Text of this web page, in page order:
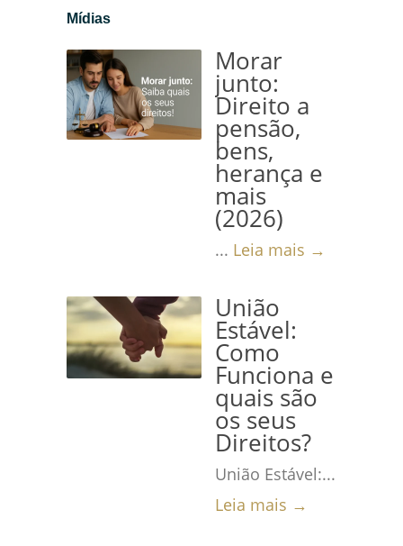
Mídias
Morar
junto:
Direito a
pensão,
bens,
herança e
mais
(2026)
... Leia mais →
União
Estável:
Como
Funciona e
quais são
os seus
Direitos?
União Estável:...
Leia mais →